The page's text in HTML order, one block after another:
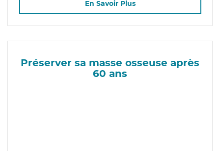
En Savoir Plus
Préserver sa masse osseuse après
60 ans